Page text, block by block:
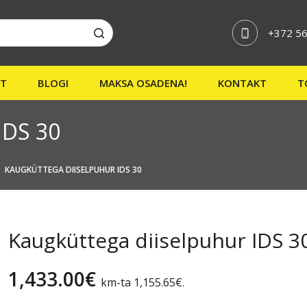
+372
BLOGI MAKSA OSADENA! KONTAKT
30
KAUGKÜTTEGA DIISELPUHUR IDS 30
Kaugküttega diiselpuhur IDS
1,433.00€ km-ta 1,155.65€.